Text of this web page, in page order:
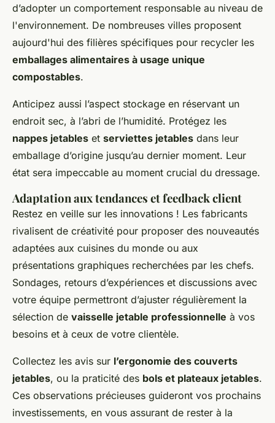
d’adopter un comportement responsable au niveau de
l'environnement. De nombreuses villes proposent
aujourd'hui des filières spécifiques pour recycler les
emballages alimentaires à usage unique
compostables.
Anticipez aussi l’aspect stockage en réservant un
endroit sec, à l’abri de l’humidité. Protégez les
nappes jetables et serviettes jetables dans leur
emballage d’origine jusqu’au dernier moment. Leur
état sera impeccable au moment crucial du dressage.
Adaptation aux tendances et feedback client
Restez en veille sur les innovations ! Les fabricants
rivalisent de créativité pour proposer des nouveautés
adaptées aux cuisines du monde ou aux
présentations graphiques recherchées par les chefs.
Sondages, retours d’expériences et discussions avec
votre équipe permettront d’ajuster régulièrement la
sélection de vaisselle jetable professionnelle à vos
besoins et à ceux de votre clientèle.
Collectez les avis sur l’ergonomie des couverts
jetables, ou la praticité des bols et plateaux jetables.
Ces observations précieuses guideront vos prochains
investissements, en vous assurant de rester à la